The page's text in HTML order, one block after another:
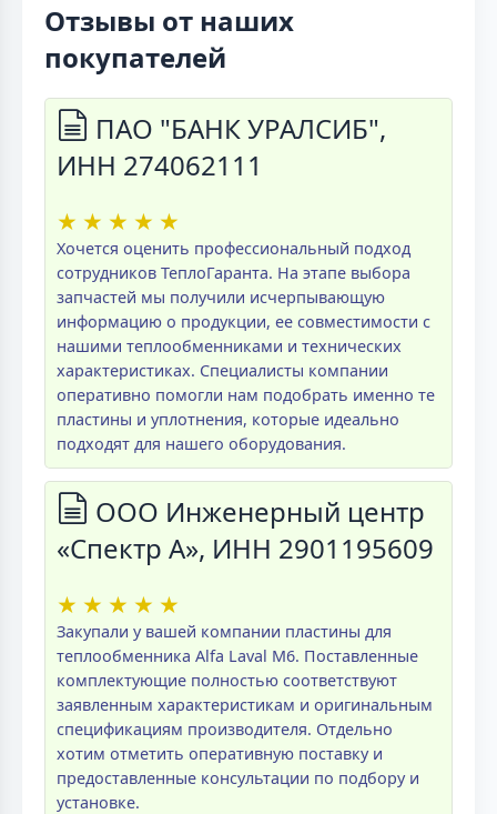
Отзывы от наших
покупателей
ПАО "БАНК УРАЛСИБ",
ИНН 274062111
★ ★ ★ ★ ★
Хочется оценить профессиональный подход
сотрудников ТеплоГаранта. На этапе выбора
запчастей мы получили исчерпывающую
информацию о продукции, ее совместимости с
нашими теплообменниками и технических
характеристиках. Специалисты компании
оперативно помогли нам подобрать именно те
пластины и уплотнения, которые идеально
подходят для нашего оборудования.
ООО Инженерный центр
«Спектр А», ИНН 2901195609
★ ★ ★ ★ ★
Закупали у вашей компании пластины для
теплообменника Alfa Laval M6. Поставленные
комплектующие полностью соответствуют
заявленным характеристикам и оригинальным
спецификациям производителя. Отдельно
хотим отметить оперативную поставку и
предоставленные консультации по подбору и
установке.